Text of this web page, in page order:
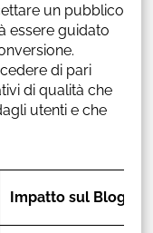
un pubblico
essere guidato
di pari
di qualità che
utenti e che
Impatto sul Blog